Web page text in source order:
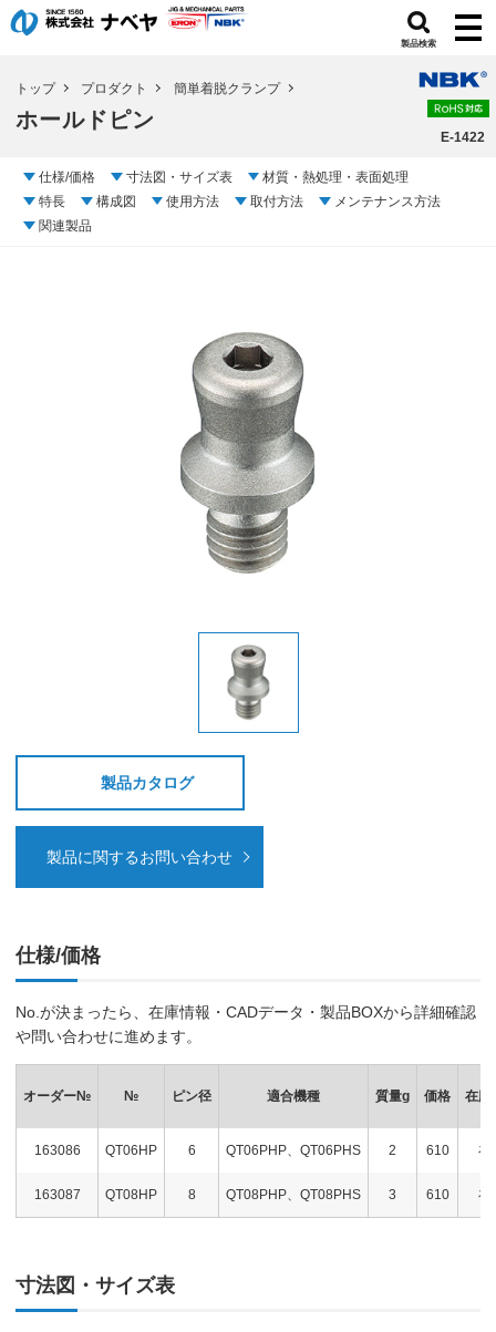
製品検索
トップ プロダクト 簡単着脱クランプ
ホールドピン
E-1422
仕様/価格 寸法図・サイズ表
材質・熱処理・表面処理
特長
構成図 使用方法 取付方法
メンテナンス方法
関連製品
製品カタログ
製品に関するお問い合わせ
仕様/価格
No.が決まったら、在庫情報・CADデータ・製品BOXから詳細確認
や問い合わせに進めます。
オーダー№ № ピン径 適合機種 質量g 価格 在庫
163086 QT06HP 6 QT06PHP、QT06PHS 2 610 在
163087 QT08HP 8 QT08PHP、QT08PHS 3 610 在
寸法図・サイズ表